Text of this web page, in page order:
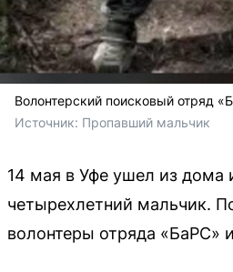
Волонтерский поисковый отряд
Источник: Пропавший мальчик
14 мая в Уфе ушел из дома
четырехлетний мальчик.
волонтеры отряда «БаРС»